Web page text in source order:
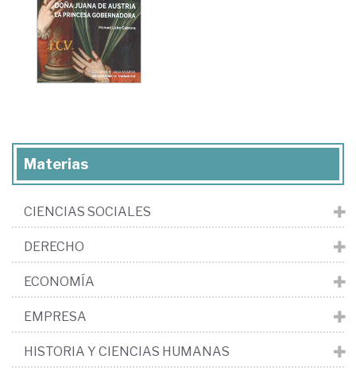
Materias
CIENCIAS SOCIALES
DERECHO
ECONOMÍA
EMPRESA
HISTORIA Y CIENCIAS HUMANAS